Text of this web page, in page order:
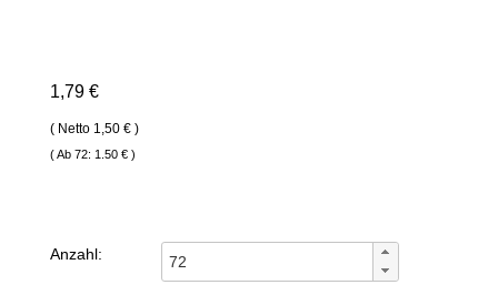
1,79 €
( Netto 1,50 € )
( Ab 72: 1.50 € )
Anzahl: